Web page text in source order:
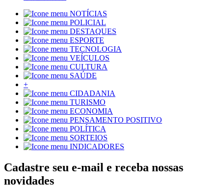
NOTÍCIAS
POLICIAL
DESTAQUES
ESPORTE
TECNOLOGIA
VEÍCULOS
CULTURA
SAÚDE
+
CIDADANIA
TURISMO
ECONOMIA
PENSAMENTO POSITIVO
POLÍTICA
SORTEIOS
INDICADORES
Cadastre seu e-mail e receba nossas
novidades